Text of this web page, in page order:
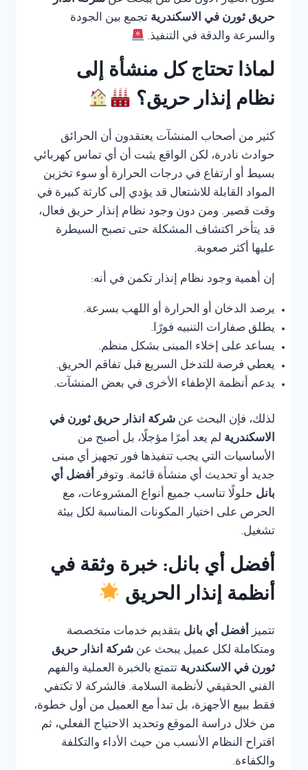
حريق ثورن في الاسكندرية تجمع بين الجودة
والسرعة والدقة في التنفيذ.
لماذا تحتاج كل منشأة إلى
نظام إنذار حريق؟
كثير من أصحاب المنشآت يعتقدون أن الحرائق
حوادث نادرة، لكن الواقع يثبت أن أي تماس كهربائي
بسيط أو ارتفاع في درجات الحرارة أو سوء تخزين
المواد القابلة للاشتعال قد يؤدي إلى كارثة كبيرة في
وقت قصير. ومن دون وجود نظام إنذار حريق فعال،
قد يتأخر اكتشاف المشكلة حتى تصبح السيطرة
عليها أكثر صعوبة.
إن أهمية وجود نظام إنذار تكمن في أنه:
يرصد الدخان أو الحرارة أو اللهب بسرعة.
يطلق صفارات التنبيه فورًا.
يساعد على إخلاء المبنى بشكل منظم.
يعطي فرصة للتدخل السريع قبل تفاقم الحريق.
يدعم أنظمة الإطفاء الأخرى في بعض المنشآت.
لذلك، فإن البحث عن شركة انذار حريق ثورن في
الاسكندرية لم يعد أمرًا مؤجلًا، بل أصبح من
الأساسيات التي يجب تنفيذها فور تجهيز أي مبنى
جديد أو تحديث أي منشأة قائمة. وتوفر أفضل أي
بانل حلولًا تناسب جميع أنواع المشروعات، مع
الحرص على اختيار المكونات المناسبة لكل بيئة
تشغيل.
أفضل أي بانل: خبرة وثقة في
أنظمة إنذار الحريق
تتميز أفضل أي بانل بتقديم خدمات متخصصة
ومتكاملة لكل عميل يبحث عن شركة انذار حريق
ثورن في الاسكندرية تتمتع بالخبرة العملية والفهم
الفني الحقيقي لأنظمة السلامة. فالشركة لا تكتفي
فقط ببيع الأجهزة، بل تبدأ مع العميل من أول خطوة،
من خلال دراسة الموقع وتحديد الاحتياج الفعلي، ثم
اقتراح النظام الأنسب من حيث الأداء والتكلفة
والكفاءة.